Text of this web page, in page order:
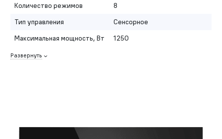
Количество режимов
8
Тип управления
Сенсорное
Максимальная мощность, Вт
1250
Развернуть